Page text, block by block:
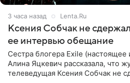
3 часа назад Lenta.Ru
Ксения Собчак не
ее интервью обещание
Сестра блогера Exile
Алина Яцкевич рассказала, что
телеведущая Ксения Собчак не